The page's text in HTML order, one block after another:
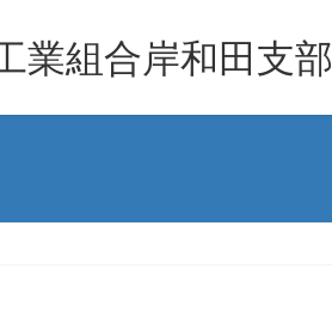
業組合岸和田支部